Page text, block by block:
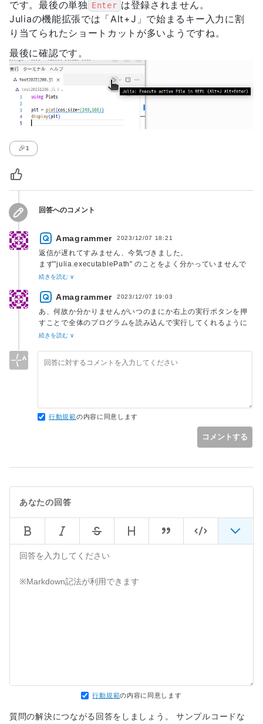
です。最後の単独 Enter は登録されません。
Juliaの機能拡張では「Alt+J」で始まるキー入力に割
り当てられたショートカットが多いようですね。
最後に確認です。
🎉1
回答へのコメント
Amagrammer 2023/12/07 18:21
返信が遅れてすみません、今気づきました。
まず"julia.executablePath" のことをよく分かっていませんで
した。実行ファイルのフルパスを設定するわけじゃなかったん
か？"julia.exe"を設定すると確かにShift+Enterでエラーが出な
くなり、Julia REPL (v1.9.4)のターミナルが出るようにな
り、選択範囲だけの実行がされました。グラフもちゃんと出ま
す。ただ、Ctrl+Alt+Nの方では依然としてグラフは出てこない
からな気がしてきました。
正常なのでしょうか？出来れば右上の実行ボタンを押すことで
REPLを起動させ、全体を動かしたいです。(本来の質問とは異
か？初めてこのサイトを使ったので雰囲気があまり分かってい
続きを読む ∨
Amagrammer 2023/12/07 19:03
あ、何故か分かりませんがいつのまにか右上の実行ボタンを押
すことで全体のプログラムを読み込んで実行してくれるように
なりました。ただ、ショトカのキーは分からず、Shift+Enter
すがご存知でしたら教えていただけると幸いです。
続きを読む ∨
行動規範の内容に同意します
コメントする
あなたの回答
行動規範の内容に同意します
質問の解決につながる回答をしましょう。 サンプルコードな